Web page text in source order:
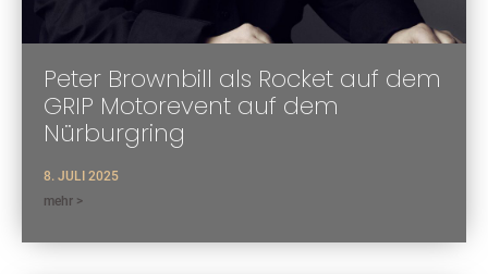
Peter Brownbill als Rocket auf dem
GRIP Motorevent auf dem
Nürburgring
8. JULI 2025
mehr >